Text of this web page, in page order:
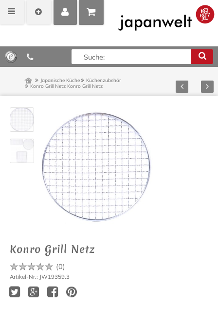
MEIN
POSITIONEN
ANZEIGEN
0,00 €*
Japanische Küche
Küchenzubehör
Konro Grill Netz Konro Grill Netz Zurück Vor
Konro Grill Netz
(0)
Artikel-Nr.: JW19359.3